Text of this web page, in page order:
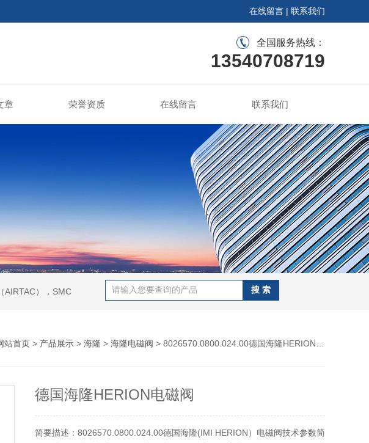
在线留言 | 联系我们
全国服务热线：
13540708719
章 荣誉资质 在线留言 联系我们
AIRTAC），SMC
站首页 > 产品展示 > 海隆 > 海隆电磁阀 > 8026570.0800.024.00德国海隆HERION电磁阀
德国海隆HERION电磁阀
简要描述：8026570.0800.024.00德国海隆(IMI HERION）电磁阀技术参数简